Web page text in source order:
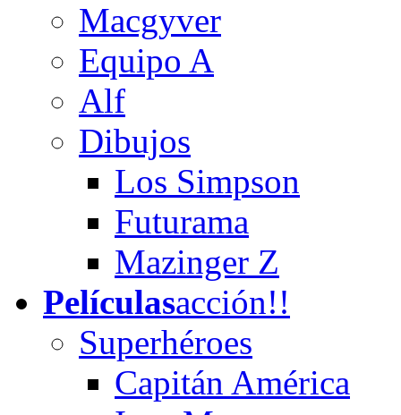
Macgyver
Equipo A
Alf
Dibujos
Los Simpson
Futurama
Mazinger Z
Películasacción!!
Superhéroes
Capitán América